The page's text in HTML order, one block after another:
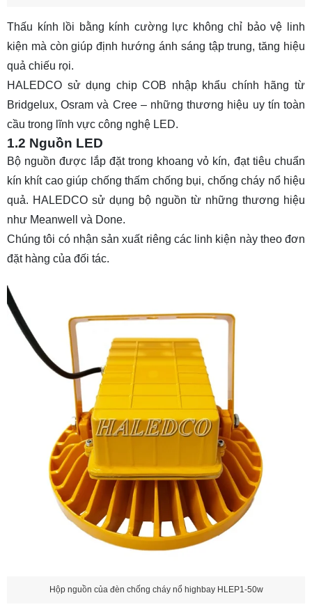
Thấu kính lồi bằng kính cường lực không chỉ bảo vệ linh
kiện mà còn giúp định hướng ánh sáng tập trung, tăng hiệu
quả chiếu rọi.
HALEDCO sử dụng chip COB nhập khẩu chính hãng từ
Bridgelux, Osram và Cree – những thương hiệu uy tín toàn
cầu trong lĩnh vực công nghệ LED.
1.2 Nguồn LED
Bộ nguồn được lắp đặt trong khoang vỏ kín, đạt tiêu chuẩn
kín khít cao giúp chống thấm chống bụi, chống cháy nổ hiệu
quả. HALEDCO sử dụng bộ nguồn từ những thương hiệu
như Meanwell và Done.
Chúng tôi có nhận sản xuất riêng các linh kiện này theo đơn
đặt hàng của đối tác.
Hộp nguồn của đèn chống cháy nổ highbay HLEP1-50w